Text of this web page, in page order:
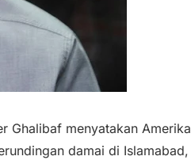
Ghalibaf menyatakan Amerika
damai di Islamabad,